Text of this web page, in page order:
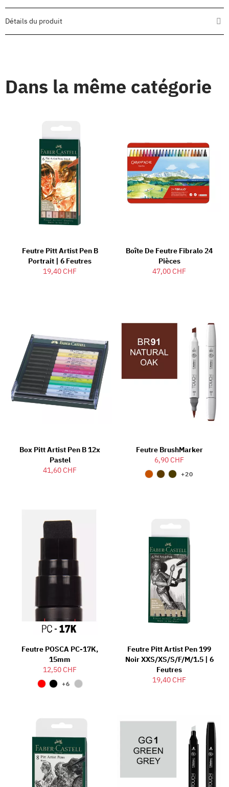
Détails du produit
Dans la même catégorie
Feutre Pitt Artist Pen B
Portrait | 6 Feutres
19,40 CHF
Boîte De Feutre Fibralo 24
Pièces
47,00 CHF
Box Pitt Artist Pen B 12x
Pastel
41,60 CHF
Feutre BrushMarker
6,90 CHF
+20
Feutre POSCA PC-17K,
15mm
12,50 CHF
+6
Feutre Pitt Artist Pen 199
Noir XXS/XS/S/F/M/1.5 | 6
Feutres
19,40 CHF